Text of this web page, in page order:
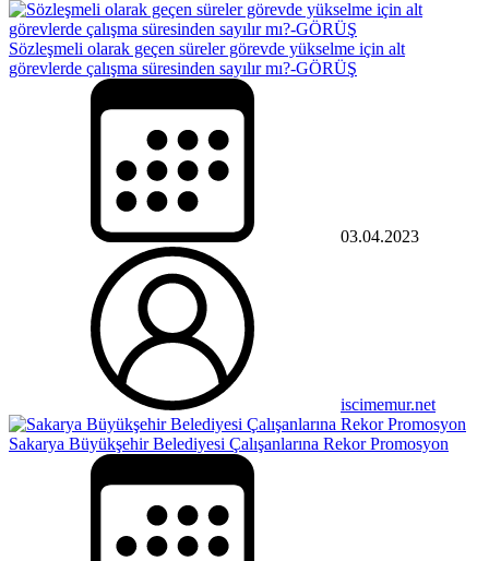
Sözleşmeli olarak geçen süreler görevde yükselme için alt
görevlerde çalışma süresinden sayılır mı?-GÖRÜŞ
03.04.2023
iscimemur.net
Sakarya Büyükşehir Belediyesi Çalışanlarına Rekor Promosyon